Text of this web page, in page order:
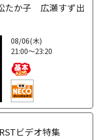
たか子 広瀬すず出
08/06(木)
21:00～23:20
ビデオ特集